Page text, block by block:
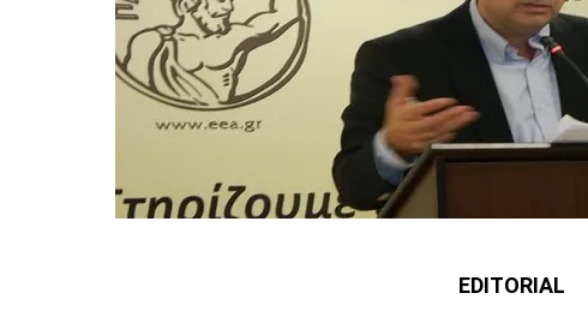
EDITORIAL